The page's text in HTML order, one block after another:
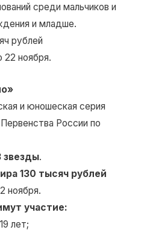
среди мальчиков и
и младше.
рублей
22 ноября.
и юношеская серия
России по
звезды.
130 тысяч рублей
ноября.
участие:
лет;